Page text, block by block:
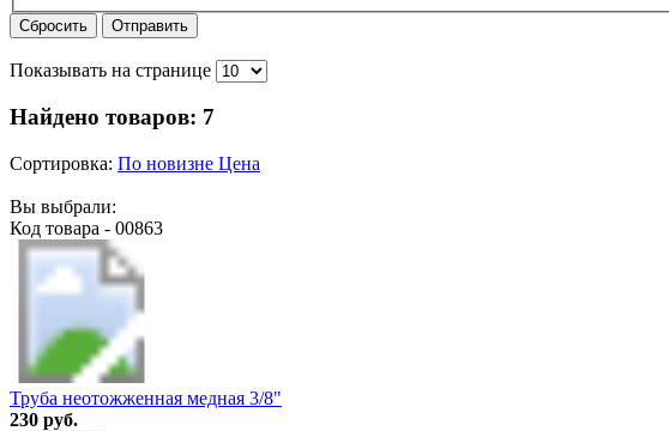
Сбросить Отправить
Показывать на странице
Найдено товаров: 7
Сортировка: По новизне Цена
Вы выбрали:
Код товара - 00863
Труба неотожженная медная 3/8"
230 руб.